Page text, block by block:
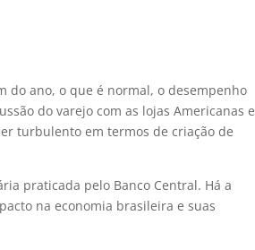
do ano, o que é normal, o desempenho
do varejo com as lojas Americanas e
turbulento em termos de criação de
praticada pelo Banco Central. Há a
na economia brasileira e suas